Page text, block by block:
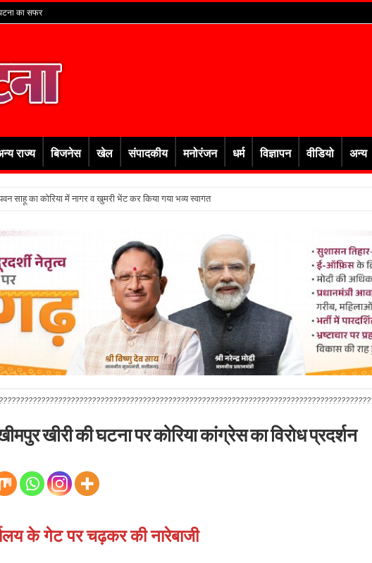
का सफर
राज्य बिजनेस खेल संपादकीय मनोरंजन धर्म विज्ञापन वीडियो अन्य
साहू का कोरिया में नागर व खुमरी भेंट कर किया गया भव्य स्वागत
खीरी की घटना पर कोरिया कांग्रेस का विरोध प्रदर्शन
के गेट पर चढ़कर की नारेबाजी